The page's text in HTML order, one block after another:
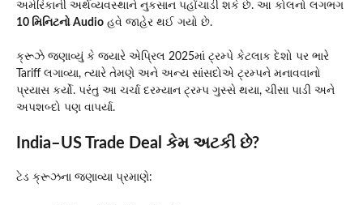
અમેરિકાની અર્થવ્યવસ્થાને નુકસાન પહોંચાડી શકે છે. આ કોલનો લગભગ
10 મિનિટનો Audio હવે જાહેર થઈ ગયો છે.
ક્રૂઝે જણાવ્યું કે જ્યારે એપ્રિલ 2025માં ટ્રમ્પે કેટલાક દેશો પર ભારે
Tariff લગાવ્યા, ત્યારે તેમણે અને અન્ય સાંસદોએ ટ્રમ્પને મનાવવાનો
પ્રયાસ કર્યો. પરંતુ આ ચર્ચા દરમ્યાન ટ્રમ્પ ગુસ્સે થયા, ચીસા પાડી અને
અપશબ્દો પણ વાપર્યા.
India–US Trade Deal કેમ અટકી છે?
ટેડ ક્રૂઝના જણાવ્યા પ્રમાણે: